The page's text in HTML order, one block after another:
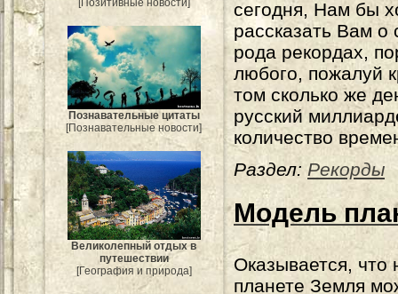
[Позитивные новости]
Познавательные цитаты
[Познавательные новости]
Великолепный отдых в
путешествии
[География и природа]
сегодня, Нам бы
рассказать Вам о
рода рекордах,
любого, пожалуй
том сколько же
русский
количество
Раздел: Рекорды
Модель
Оказывается, что
планете Земля